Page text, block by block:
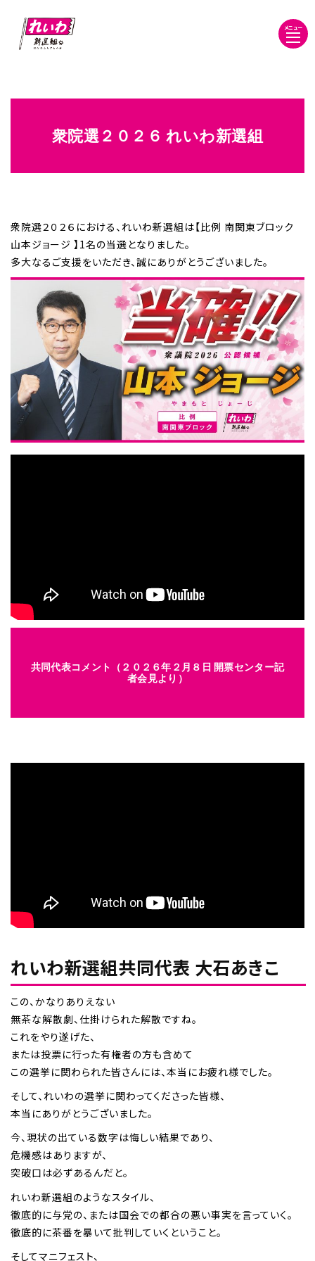
メニュー
衆院選２０２６ れいわ新選組
衆院選２０２６における、れいわ新選組は【比例 南関東ブロック
山本ジョージ 】1名の当選となりました。
多大なるご支援をいただき、誠にありがとうございました。
共同代表コメント（２０２６年２月８日 開票センター記
者会見より）
れいわ新選組共同代表 大石あきこ
この、かなりありえない
無茶な解散劇、仕掛けられた解散ですね。
これをやり遂げた、
または投票に行った有権者の方も含めて
この選挙に関わられた皆さんには、本当にお疲れ様でした。
そして、れいわの選挙に関わってくださった皆様、
本当にありがとうございました。
今、現状の出ている数字は悔しい結果であり、
危機感はありますが、
突破口は必ずあるんだと。
れいわ新選組のようなスタイル、
徹底的に与党の、または国会での都合の悪い事実を言っていく。
徹底的に茶番を暴いて批判していくということ。
そしてマニフェスト、